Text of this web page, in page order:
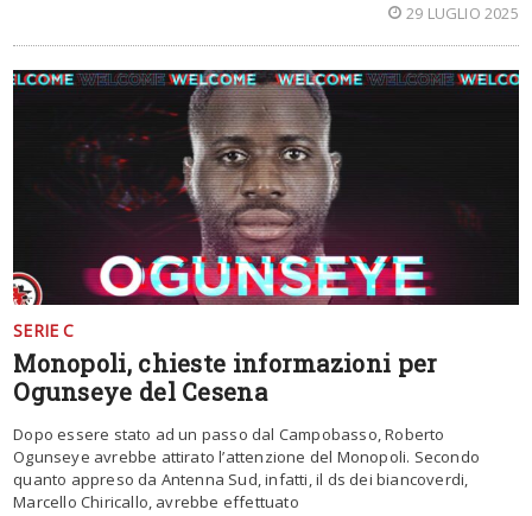
29 LUGLIO 2025
SERIE C
Monopoli, chieste informazioni per
Ogunseye del Cesena
Dopo essere stato ad un passo dal Campobasso, Roberto
Ogunseye avrebbe attirato l’attenzione del Monopoli. Secondo
quanto appreso da Antenna Sud, infatti, il ds dei biancoverdi,
Marcello Chiricallo, avrebbe effettuato